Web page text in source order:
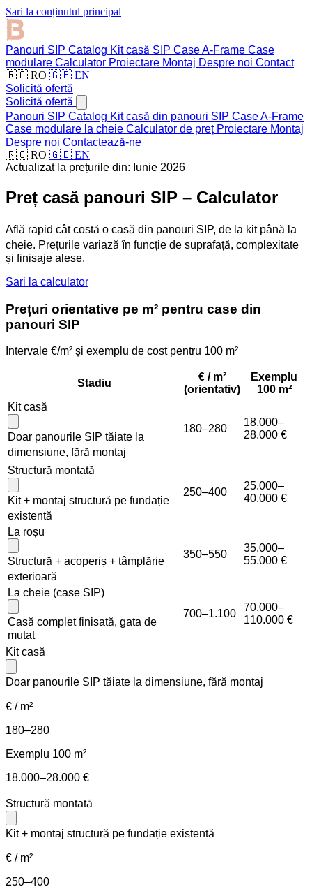
Sari la conținutul principal
Panouri SIP Catalog Kit casă SIP Case A-Frame Case
modulare Calculator Proiectare Montaj Despre noi Contact
🇷🇴 RO 🇬🇧 EN
Solicită ofertă
Solicită ofertă
Panouri SIP Catalog Kit casă din panouri SIP Case A-Frame
Case modulare la cheie Calculator de preț Proiectare Montaj
Despre noi Contactează-ne
🇷🇴 RO 🇬🇧 EN
Actualizat la prețurile din: Iunie 2026
Preț casă panouri SIP – Calculator
Află rapid cât costă o casă din panouri SIP, de la kit până la
cheie. Prețurile variază în funcție de suprafață, complexitate
și finisaje alese.
Sari la calculator
Prețuri orientative pe m² pentru case din
panouri SIP
Intervale €/m² și exemplu de cost pentru 100 m²
Stadiu
€ / m²
(orientativ)
Exemplu
100 m²
Kit casă
Doar panourile SIP tăiate la
dimensiune, fără montaj
180–280
18.000–
28.000 €
Structură montată
Kit + montaj structură pe fundație
existentă
250–400
25.000–
40.000 €
La roșu
Structură + acoperiș + tâmplărie
exterioară
350–550
35.000–
55.000 €
La cheie (case SIP)
Casă complet finisată, gata de
mutat
700–1.100
70.000–
110.000 €
Kit casă
Doar panourile SIP tăiate la dimensiune, fără montaj
€ / m²
180–280
Exemplu 100 m²
18.000–28.000 €
Structură montată
Kit + montaj structură pe fundație existentă
€ / m²
250–400